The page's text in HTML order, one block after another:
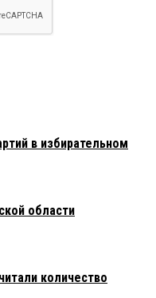
в избирательном
области
количество